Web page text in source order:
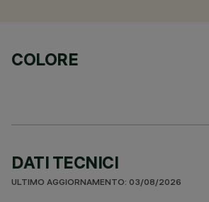
COLORE
DATI TECNICI
ULTIMO AGGIORNAMENTO: 03/08/2026